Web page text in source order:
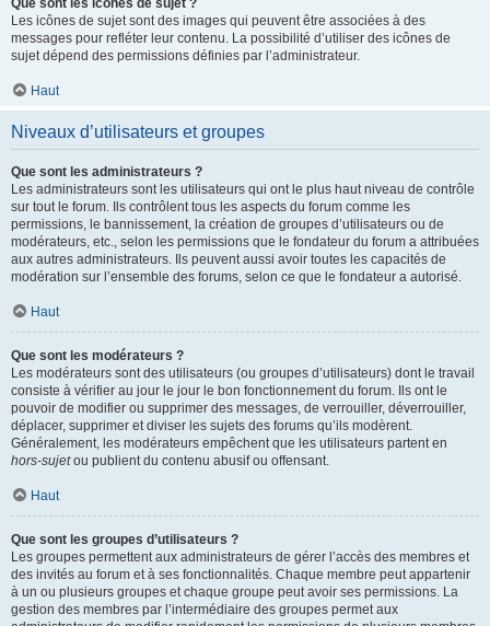
Que sont les icônes de sujet ?
Les icônes de sujet sont des images qui peuvent être associées à des
messages pour refléter leur contenu. La possibilité d’utiliser des icônes de
sujet dépend des permissions définies par l’administrateur.
Haut
Niveaux d’utilisateurs et groupes
Que sont les administrateurs ?
Les administrateurs sont les utilisateurs qui ont le plus haut niveau de contrôle
sur tout le forum. Ils contrôlent tous les aspects du forum comme les
permissions, le bannissement, la création de groupes d’utilisateurs ou de
modérateurs, etc., selon les permissions que le fondateur du forum a attribuées
aux autres administrateurs. Ils peuvent aussi avoir toutes les capacités de
modération sur l’ensemble des forums, selon ce que le fondateur a autorisé.
Haut
Que sont les modérateurs ?
Les modérateurs sont des utilisateurs (ou groupes d’utilisateurs) dont le travail
consiste à vérifier au jour le jour le bon fonctionnement du forum. Ils ont le
pouvoir de modifier ou supprimer des messages, de verrouiller, déverrouiller,
déplacer, supprimer et diviser les sujets des forums qu’ils modèrent.
Généralement, les modérateurs empêchent que les utilisateurs partent en
hors-sujetou publient du contenu abusif ou offensant.
Haut
Que sont les groupes d’utilisateurs ?
Les groupes permettent aux administrateurs de gérer l’accès des membres et
des invités au forum et à ses fonctionnalités. Chaque membre peut appartenir
à un ou plusieurs groupes et chaque groupe peut avoir ses permissions. La
gestion des membres par l’intermédiaire des groupes permet aux